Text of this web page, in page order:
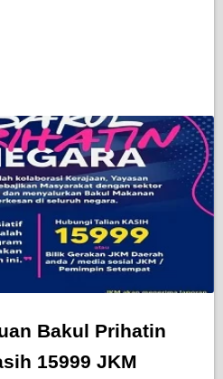
Bakul Prihatin
15999 JKM